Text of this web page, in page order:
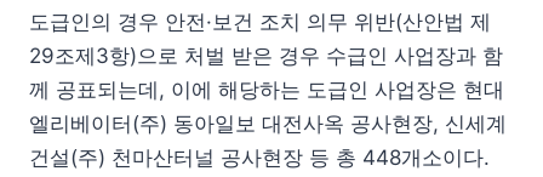
도급인의 경우 안전·보건 조치 의무 위반(산안법 제
29조제3항)으로 처벌 받은 경우 수급인 사업장과 함
께 공표되는데, 이에 해당하는 도급인 사업장은 현대
엘리베이터(주) 동아일보 대전사옥 공사현장, 신세계
건설(주) 천마산터널 공사현장 등 총 448개소이다.